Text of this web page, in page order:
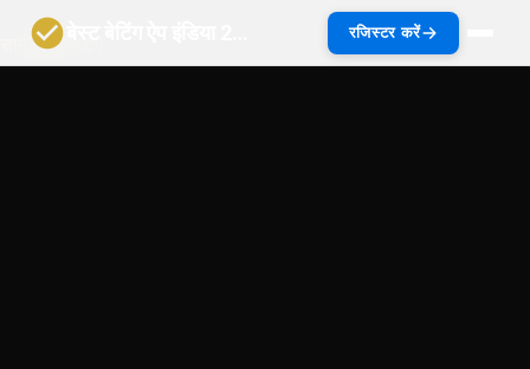
सामग्री पर जाएं
रजिस्टर करें